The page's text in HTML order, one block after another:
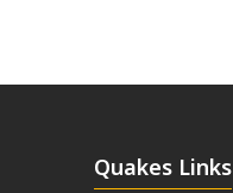
Quakes Links